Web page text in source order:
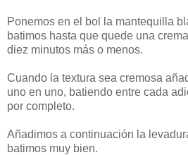
Ponemos en el bol la mantequilla
batimos hasta que quede una
diez minutos más o menos.
Cuando la textura sea cremosa
uno en uno, batiendo entre cada
por completo.
Añadimos a continuación la
batimos muy bien.